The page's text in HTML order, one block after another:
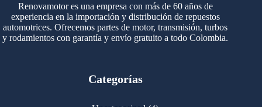
Renovamotor es una empresa con más de 60 años de
experiencia en la importación y distribución de repuestos
automotrices. Ofrecemos partes de motor, transmisión, turbos
y rodamientos con garantía y envío gratuito a todo Colombia.
Categorías